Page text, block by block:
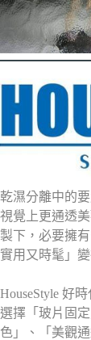
乾濕分離中的
視覺上更通透
製下，必要擁
實用又時髦」
HouseStyle 好
選擇「玻片固
色」、「美觀